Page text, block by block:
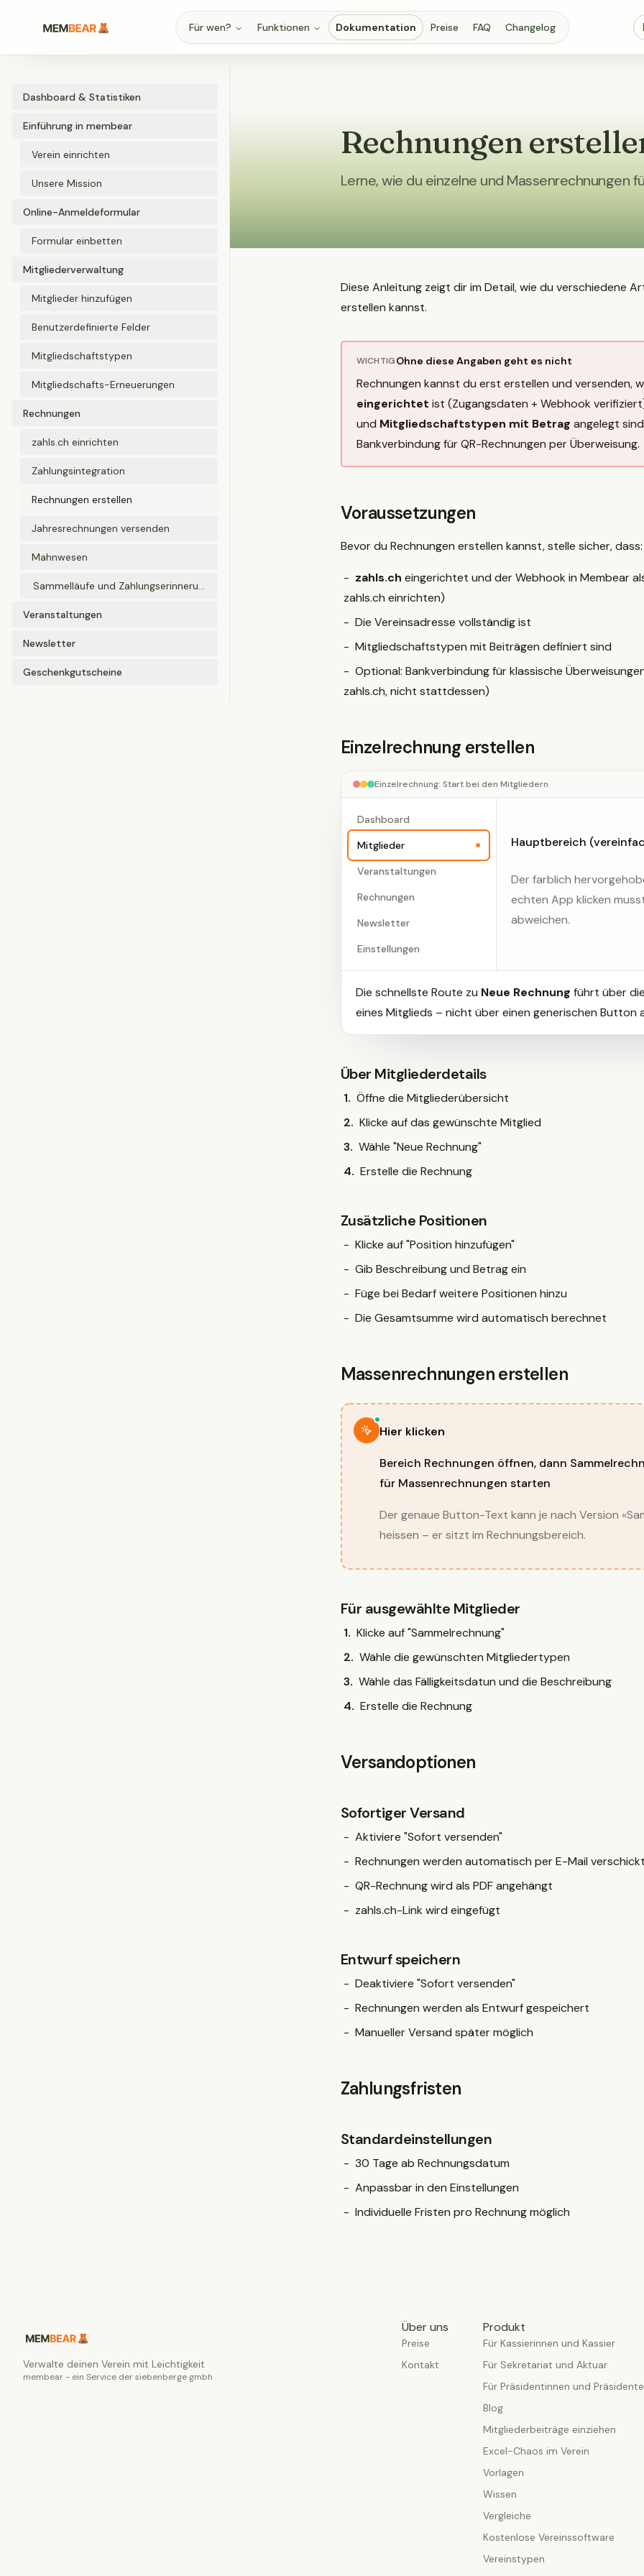
Für wen? Funktionen Dokumentation Preise FAQ Changelog
Dashboard & Statistiken
Einführung in membear
Verein einrichten
Unsere Mission
Online-Anmeldeformular
Formular einbetten
Mitgliederverwaltung
Mitglieder hinzufügen
Benutzerdefinierte Felder
Mitgliedschaftstypen
Mitgliedschafts-Erneuerungen
Rechnungen
zahls.ch einrichten
Zahlungsintegration
Rechnungen erstellen
Jahresrechnungen versenden
Mahnwesen
Sammelläufe und Zahlungserinnerungen
Veranstaltungen
Newsletter
Geschenkgutscheine
Rechnungen
Lerne, wie du einzelne und Massenrechnungen
Diese Anleitung zeigt dir im Detail, wie du verschiedene
erstellen kannst.
WICHTIGOhne diese Angaben geht es nicht
Rechnungen kannst du erst erstellen und versenden,
eingerichtet ist (Zugangsdaten + Webhook
und Mitgliedschaftstypen mit Betrag angelegt
Bankverbindung für QR-Rechnungen per Überweisung.
Voraussetzungen
Bevor du Rechnungen erstellen kannst, stelle sicher, dass:
zahls.ch eingerichtet und der Webhook in Membear
zahls.ch einrichten)
Die Vereinsadresse vollständig ist
Mitgliedschaftstypen mit Beiträgen definiert sind
Optional: Bankverbindung für klassische
zahls.ch, nicht stattdessen)
Einzelrechnung erstellen
Einzelrechnung: Start bei den Mitgliedern
Dashboard
Mitglieder
Veranstaltungen
Rechnungen
Newsletter
Einstellungen
Hauptbereich
Der farblich
echten App klicken
abweichen.
Die schnellste Route zu Neue Rechnung führt über
eines Mitglieds – nicht über einen generischen Button
Über Mitgliederdetails
Öffne die Mitgliederübersicht
Klicke auf das gewünschte Mitglied
Wähle "Neue Rechnung"
Erstelle die Rechnung
Zusätzliche Positionen
Klicke auf "Position hinzufügen"
Gib Beschreibung und Betrag ein
Füge bei Bedarf weitere Positionen hinzu
Die Gesamtsumme wird automatisch berechnet
Massenrechnungen erstellen
Hervorgehoben
Hier klicken
Bereich Rechnungen öffnen, dann
für Massenrechnungen starten
Der genaue Button-Text kann je nach Version
heissen – er sitzt im Rechnungsbereich.
Für ausgewählte Mitglieder
Klicke auf "Sammelrechnung"
Wähle die gewünschten Mitgliedertypen
Wähle das Fälligkeitsdatun und die Beschreibung
Erstelle die Rechnung
Versandoptionen
Sofortiger Versand
Aktiviere "Sofort versenden"
Rechnungen werden automatisch per E-Mail
QR-Rechnung wird als PDF angehängt
zahls.ch-Link wird eingefügt
Entwurf speichern
Deaktiviere "Sofort versenden"
Rechnungen werden als Entwurf gespeichert
Manueller Versand später möglich
Zahlungsfristen
Standardeinstellungen
30 Tage ab Rechnungsdatum
Anpassbar in den Einstellungen
Individuelle Fristen pro Rechnung möglich
Verwalte deinen Verein mit Leichtigkeit
membear - ein Service der siebenberge gmbh
Über uns
Preise
Kontakt
Produkt
Für Kassierinnen und Kassier
Für Sekretariat und Aktuar
Für Präsidentinnen und
Blog
Mitgliederbeiträge einziehen
Excel-Chaos im Verein
Vorlagen
Wissen
Vergleiche
Kostenlose Vereinssoftware
Vereinstypen